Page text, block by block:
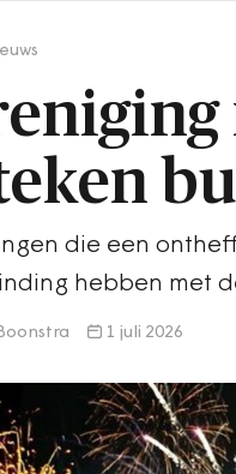
die een
hebben met
1 juli 2026